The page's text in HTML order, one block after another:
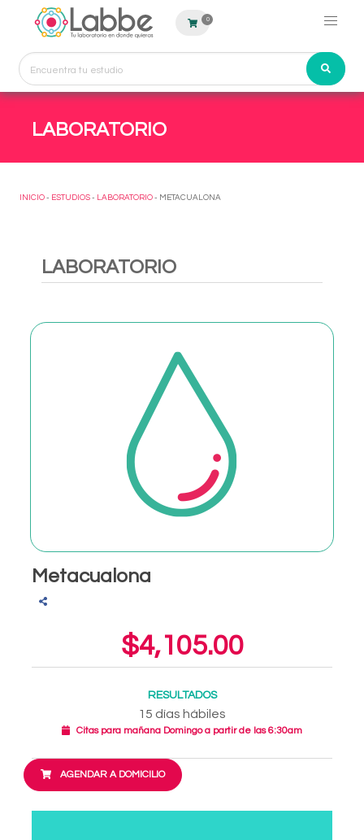
0
LABORATORIO
INICIO - ESTUDIOS - LABORATORIO - METACUALONA
LABORATORIO
Metacualona
$4,105.00
RESULTADOS
15 días hábiles
Citas para mañana Domingo a partir de las 6:30am
AGENDAR A DOMICILIO